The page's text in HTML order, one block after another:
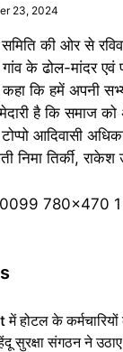
23, 2024
की ओर से
के ढोल-मांदर
कहा कि हमें
है कि समाज
आदिवासी
निमा तिर्की,
होटल के
सुरक्षा संगठन ने